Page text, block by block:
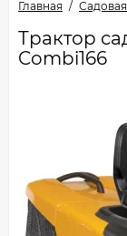
Главная
Трактор
Combi166